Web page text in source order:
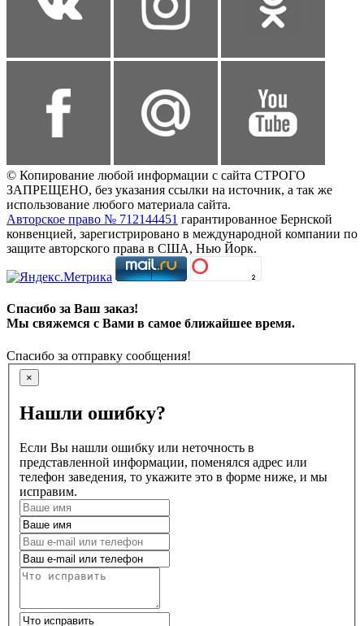
© Копирование любой информации с сайта СТРОГО
ЗАПРЕЩЕНО, без указания ссылки на источник, а так же
использование любого материала сайта.
Авторское право № 712144451 гарантированное Бернской
конвенцией, зарегистрировано в международной компании по
защите авторского права в США, Нью Йорк.
Спасибо за Ваш заказ!
Мы свяжемся с Вами в самое ближайшее время.
Спасибо за отправку сообщения!
×
Нашли ошибку?
Если Вы нашли ошибку или неточность в
представленной информации, поменялся адрес или
телефон заведения, то укажите это в форме ниже, и мы
исправим.